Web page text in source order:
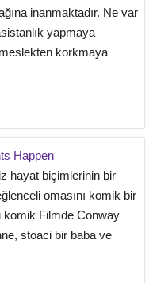
inanmaktadır. Ne var
yapmaya
korkmaya
Happen
hayat biçimlerinin bir
omasını komik bir
komik Filmde Conway
stoaci bir baba ve